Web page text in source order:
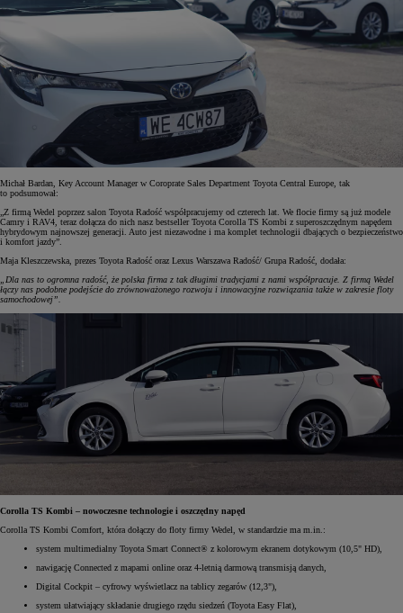
Michał Bardan, Key Account Manager w Coroprate Sales Department Toyota Central Europe, tak
to podsumował:
„Z firmą Wedel poprzez salon Toyota Radość współpracujemy od czterech lat. We flocie firmy są już modele
Camry i RAV4, teraz dołącza do nich nasz bestseller Toyota Corolla TS Kombi z superoszczędnym napędem
hybrydowym najnowszej generacji. Auto jest niezawodne i ma komplet technologii dbających o bezpieczeństwo
i komfort jazdy”.
Maja Kleszczewska, prezes Toyota Radość oraz Lexus Warszawa Radość/ Grupa Radość, dodała:
„Dla nas to ogromna radość, że polska firma z tak długimi tradycjami z nami współpracuje. Z firmą Wedel
łączy nas podobne podejście do zrównoważonego rozwoju i innowacyjne rozwiązania także w zakresie floty
samochodowej”.
Corolla TS Kombi – nowoczesne technologie i oszczędny napęd
Corolla TS Kombi Comfort, która dołączy do floty firmy Wedel, w standardzie ma m.in.:
system multimedialny Toyota Smart Connect® z kolorowym ekranem dotykowym (10,5" HD),
nawigację Connected z mapami online oraz 4-letnią darmową transmisją danych,
Digital Cockpit – cyfrowy wyświetlacz na tablicy zegarów (12,3"),
system ułatwiający składanie drugiego rzędu siedzeń (Toyota Easy Flat),